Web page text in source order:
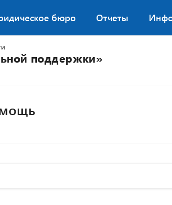
бюро Отчеты
поддержки»